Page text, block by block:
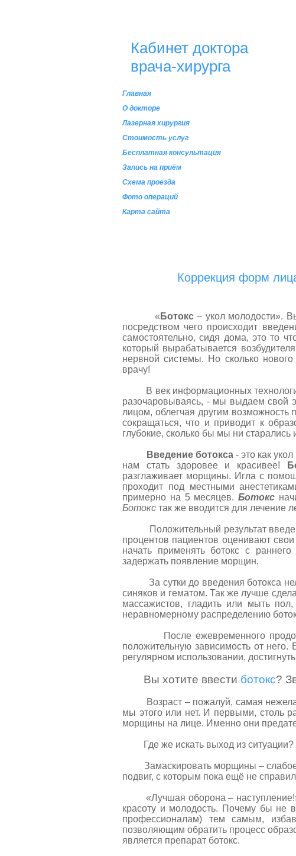
Кабинет доктора
врача-хирурга
Главная
О докторе
Лазерная хирургия
Стоимость услуг
Бесплатная консультация
Запись на приём
Схема проезда
Фото операций
Карта сайта
Коррекция форм
« Ботокс– укол молодости».
посредством чего происходит
самостоятельно, сидя дома, это то
который вырабатывается
нервной системы. Но сколько
врачу!
В век информационных технологии:
разочаровываясь, - мы выдаем свой
лицом, облегчая другим
сокращаться, что и приводит к
глубокие, сколько бы мы ни старались
Введение ботокса- это как
нам стать здоровее и красивее!
разглаживает морщины. Игла с
проходит под местными
примерно на 5 месяцев.Ботокс
Ботокс так же вводится для лечение
Положительный результат
процентов пациентов оценивают
начать применять ботокс с
задержать появление морщин.
За сутки до введения ботокса
синяков и гематом. Так же лучше
массажистов, гладить или мыть
неравномерному распределению
После ежевременного
положительную зависимость от
регулярном использовании,
Вы хотите ввести ботокс?
Возраст – пожалуй, самая
мы этого или нет. И первыми, столь
морщины на лице. Именно они
Где же искать выход из ситуации?
Замаскировать морщины – слабое
подвиг, с которым пока ещё не
«Лучшая оборона – наступление!»
красоту и молодость. Почему бы не
профессионалам) тем самым,
позволяющим обратить процесс
является препарат ботокс.